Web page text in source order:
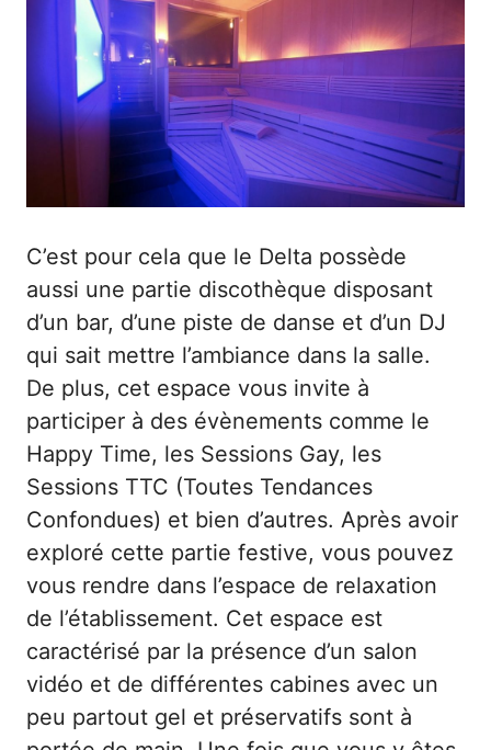
C’est pour cela que le Delta possède
aussi une partie discothèque disposant
d’un bar, d’une piste de danse et d’un DJ
qui sait mettre l’ambiance dans la salle.
De plus, cet espace vous invite à
participer à des évènements comme le
Happy Time, les Sessions Gay, les
Sessions TTC (Toutes Tendances
Confondues) et bien d’autres. Après avoir
exploré cette partie festive, vous pouvez
vous rendre dans l’espace de relaxation
de l’établissement. Cet espace est
caractérisé par la présence d’un salon
vidéo et de différentes cabines avec un
peu partout gel et préservatifs sont à